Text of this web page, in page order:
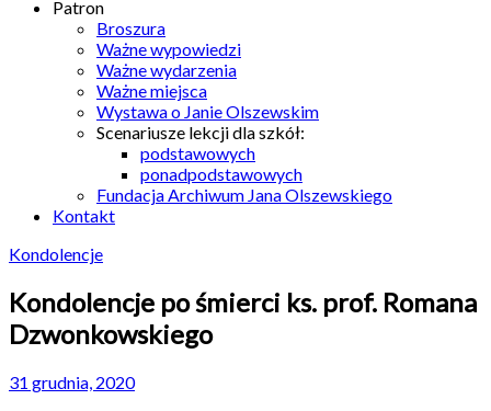
Patron
Broszura
Ważne wypowiedzi
Ważne wydarzenia
Ważne miejsca
Wystawa o Janie Olszewskim
Scenariusze lekcji dla szkół:
podstawowych
ponadpodstawowych
Fundacja Archiwum Jana Olszewskiego
Kontakt
Kondolencje
Kondolencje po śmierci ks. prof. Romana
Dzwonkowskiego
31 grudnia, 2020